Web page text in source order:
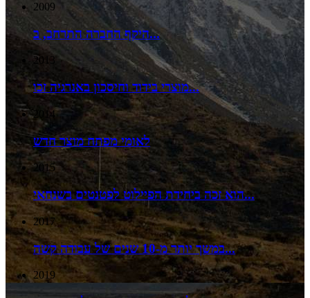
2009
היקף החברה התרחב, ב...
2013
מוצרי בידוד וחיסכון באנרגיה זכו...
2014
לאומי מפתח מוצר חדש
2015
הוא זכה ביחידת הפיילוט לפטנטים בשנחאי...
2017
במשך יותר מ-10 שנים של עבודה קשה...
2019